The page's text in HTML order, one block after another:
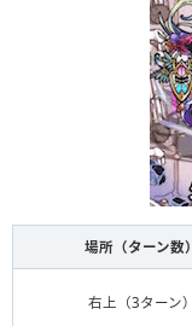
場所（ターン数）
右上（3ターン）